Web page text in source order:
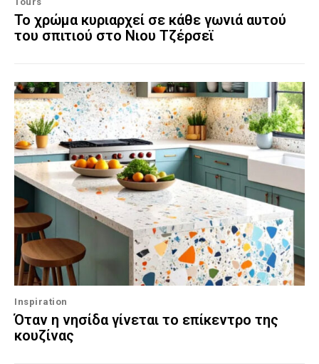
Το χρώμα κυριαρχεί σε κάθε γωνιά αυτού
του σπιτιού στο Νιου Τζέρσεϊ
Inspiration
Όταν η νησίδα γίνεται το επίκεντρο της
κουζίνας